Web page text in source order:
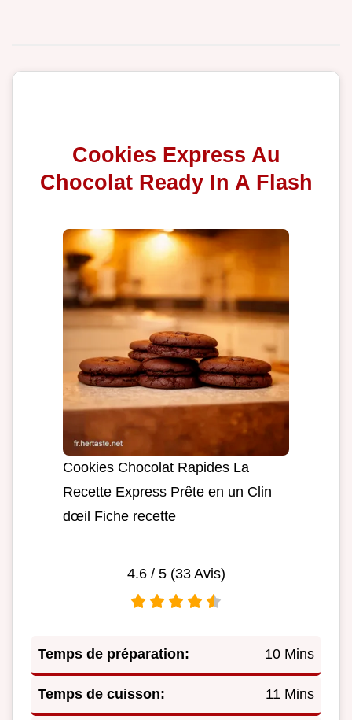
Cookies Express Au
Chocolat Ready In A Flash
Cookies Chocolat Rapides La
Recette Express Prête en un Clin
dœil Fiche recette
4.6/ 5 (33Avis)
Temps de préparation: 10 Mins
Temps de cuisson: 11 Mins